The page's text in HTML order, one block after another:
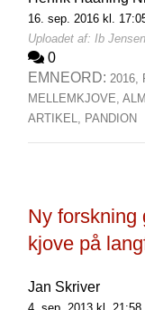
16. sep. 2016 kl.
Uploadet af: Ib
0
EMNEORD: 2016,
MELLEMKJOVE,
ARTIKEL, PANDION
Ny forskning
kjove på
Jan Skriver